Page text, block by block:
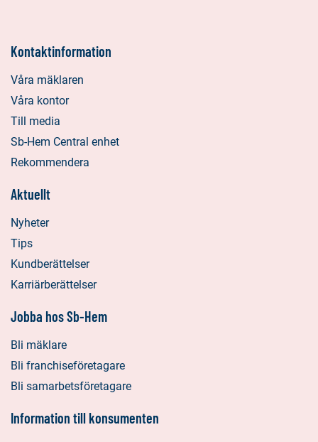
Kontaktinformation
Våra mäklaren
Våra kontor
Till media
Sb-Hem Central enhet
Rekommendera
Aktuellt
Nyheter
Tips
Kundberättelser
Karriärberättelser
Jobba hos Sb-Hem
Bli mäklare
Bli franchiseföretagare
Bli samarbetsföretagare
Information till konsumenten